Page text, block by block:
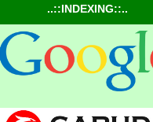
..::INDEXING::..